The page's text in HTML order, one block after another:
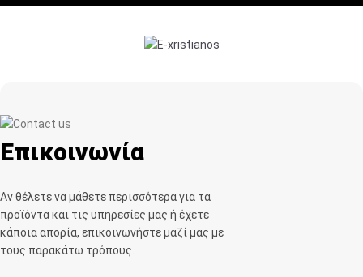
Επικοινωνία
Αν θέλετε να μάθετε περισσότερα για τα
προϊόντα και τις υπηρεσίες μας ή έχετε
κάποια απορία, επικοινωνήστε μαζί μας με
τους παρακάτω τρόπους.